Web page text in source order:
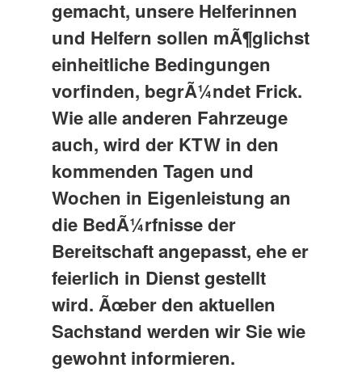
gemacht, unsere Helferinnen
und Helfern sollen mÃ¶glichst
einheitliche Bedingungen
vorfinden, begrÃ¼ndet Frick.
Wie alle anderen Fahrzeuge
auch, wird der KTW in den
kommenden Tagen und
Wochen in Eigenleistung an
die BedÃ¼rfnisse der
Bereitschaft angepasst, ehe er
feierlich in Dienst gestellt
wird. Ãœber den aktuellen
Sachstand werden wir Sie wie
gewohnt informieren.